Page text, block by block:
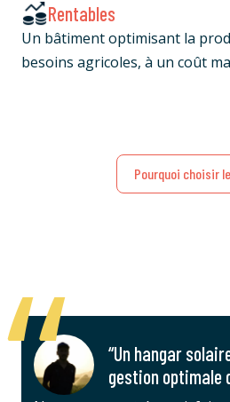
Rentables
Un bâtiment optimisant la
besoins agricoles, à un coût
Pourquoi choisir
“Un hangar
gestion optimale